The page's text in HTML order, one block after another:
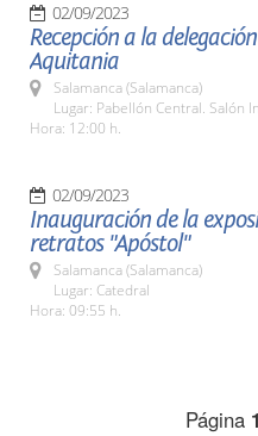
02/09/2023
Recepción a la
Aquitania
Salamanca (Salamanca)
Lugar: Pabellón Central. Salón
Hora: 12:00 h.
02/09/2023
Inauguración de la
retratos "Apóstol"
Salamanca (Salamanca)
Lugar: Catedral
Hora: 09:55 h.
Página